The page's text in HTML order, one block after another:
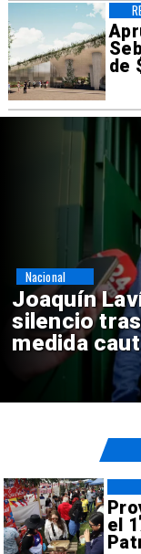
de
Chile y
reinicio de
consulares
Nacional
el